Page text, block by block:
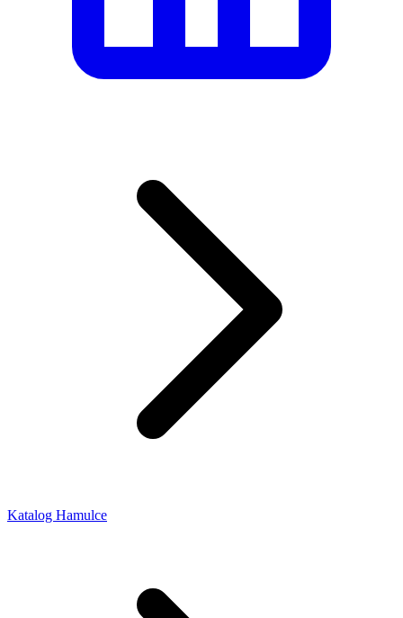
Katalog Hamulce